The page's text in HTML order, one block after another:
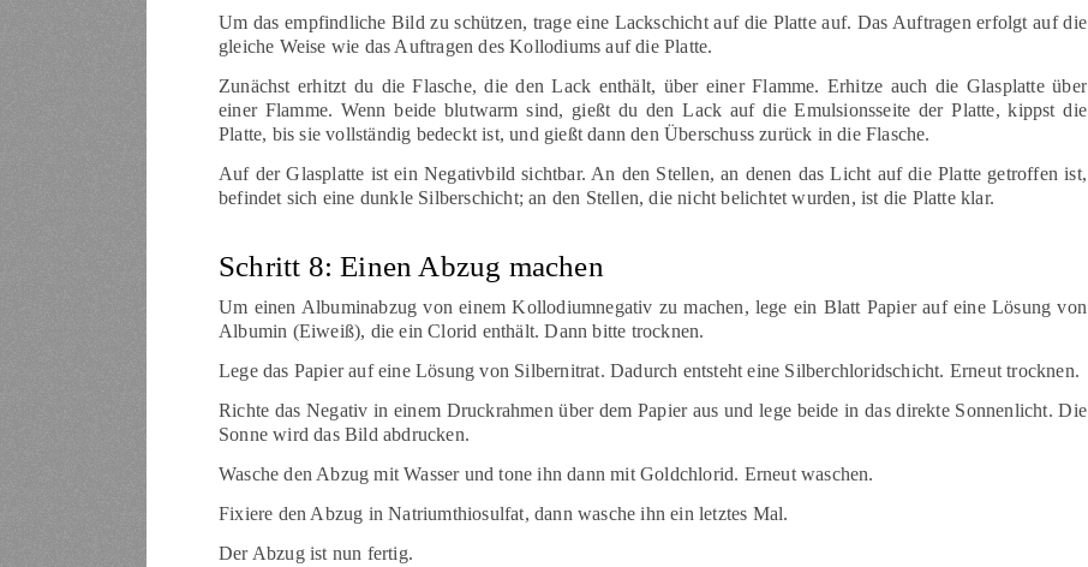
Um das empfindliche Bild zu schützen, trage eine Lackschicht auf die Platte auf. Das Auftragen erfolgt auf die
gleiche Weise wie das Auftragen des Kollodiums auf die Platte.
Zunächst erhitzt du die Flasche, die den Lack enthält, über einer Flamme. Erhitze auch die Glasplatte über
einer Flamme. Wenn beide blutwarm sind, gießt du den Lack auf die Emulsionsseite der Platte, kippst die
Platte, bis sie vollständig bedeckt ist, und gießt dann den Überschuss zurück in die Flasche.
Auf der Glasplatte ist ein Negativbild sichtbar. An den Stellen, an denen das Licht auf die Platte getroffen ist,
befindet sich eine dunkle Silberschicht; an den Stellen, die nicht belichtet wurden, ist die Platte klar.
Schritt 8: Einen Abzug machen
Um einen Albuminabzug von einem Kollodiumnegativ zu machen, lege ein Blatt Papier auf eine Lösung von
Albumin (Eiweiß), die ein Clorid enthält. Dann bitte trocknen.
Lege das Papier auf eine Lösung von Silbernitrat. Dadurch entsteht eine Silberchloridschicht. Erneut trocknen.
Richte das Negativ in einem Druckrahmen über dem Papier aus und lege beide in das direkte Sonnenlicht. Die
Sonne wird das Bild abdrucken.
Wasche den Abzug mit Wasser und tone ihn dann mit Goldchlorid. Erneut waschen.
Fixiere den Abzug in Natriumthiosulfat, dann wasche ihn ein letztes Mal.
Der Abzug ist nun fertig.